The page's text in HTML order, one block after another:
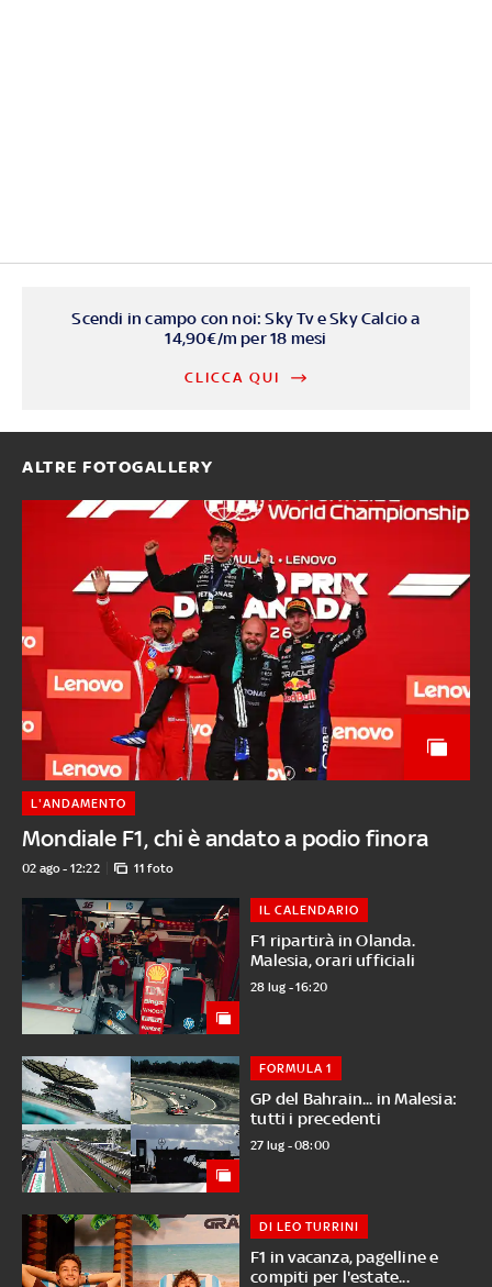
Scendi in campo con noi: Sky Tv e Sky Calcio a
14,90€/m per 18 mesi
CLICCA QUI
ALTRE FOTOGALLERY
Mondiale F1, chi è andato a podio finora
L'ANDAMENTO
02 ago - 12:22 11 foto
F1 ripartirà in Olanda.
Malesia, orari ufficiali
IL CALENDARIO
28 lug - 16:20
GP del Bahrain... in Malesia:
tutti i precedenti
FORMULA 1
27 lug - 08:00
F1 in vacanza, pagelline e
compiti per l'estate...
DI LEO TURRINI